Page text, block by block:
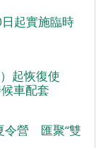
起實施臨時
起恢復使
車配套
令營 匯聚“雙